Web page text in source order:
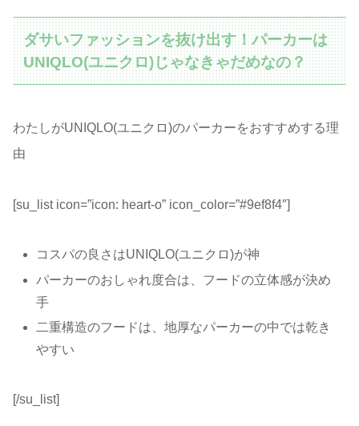
ダサいファッションを抜け出す！パーカーは
UNIQLO(ユニクロ)じゃなきゃだめなの？
わたしがUNIQLO(ユニクロ)のパーカーをおすすめする理
由
[su_list icon=”icon: heart-o” icon_color=”#9ef8f4″]
コスパの良さはUNIQLO(ユニクロ)が神
パーカーのおしゃれ度合は、フードの立体感が決め
手
二重構造のフードは、地厚なパーカーの中では乾き
やすい
[/su_list]